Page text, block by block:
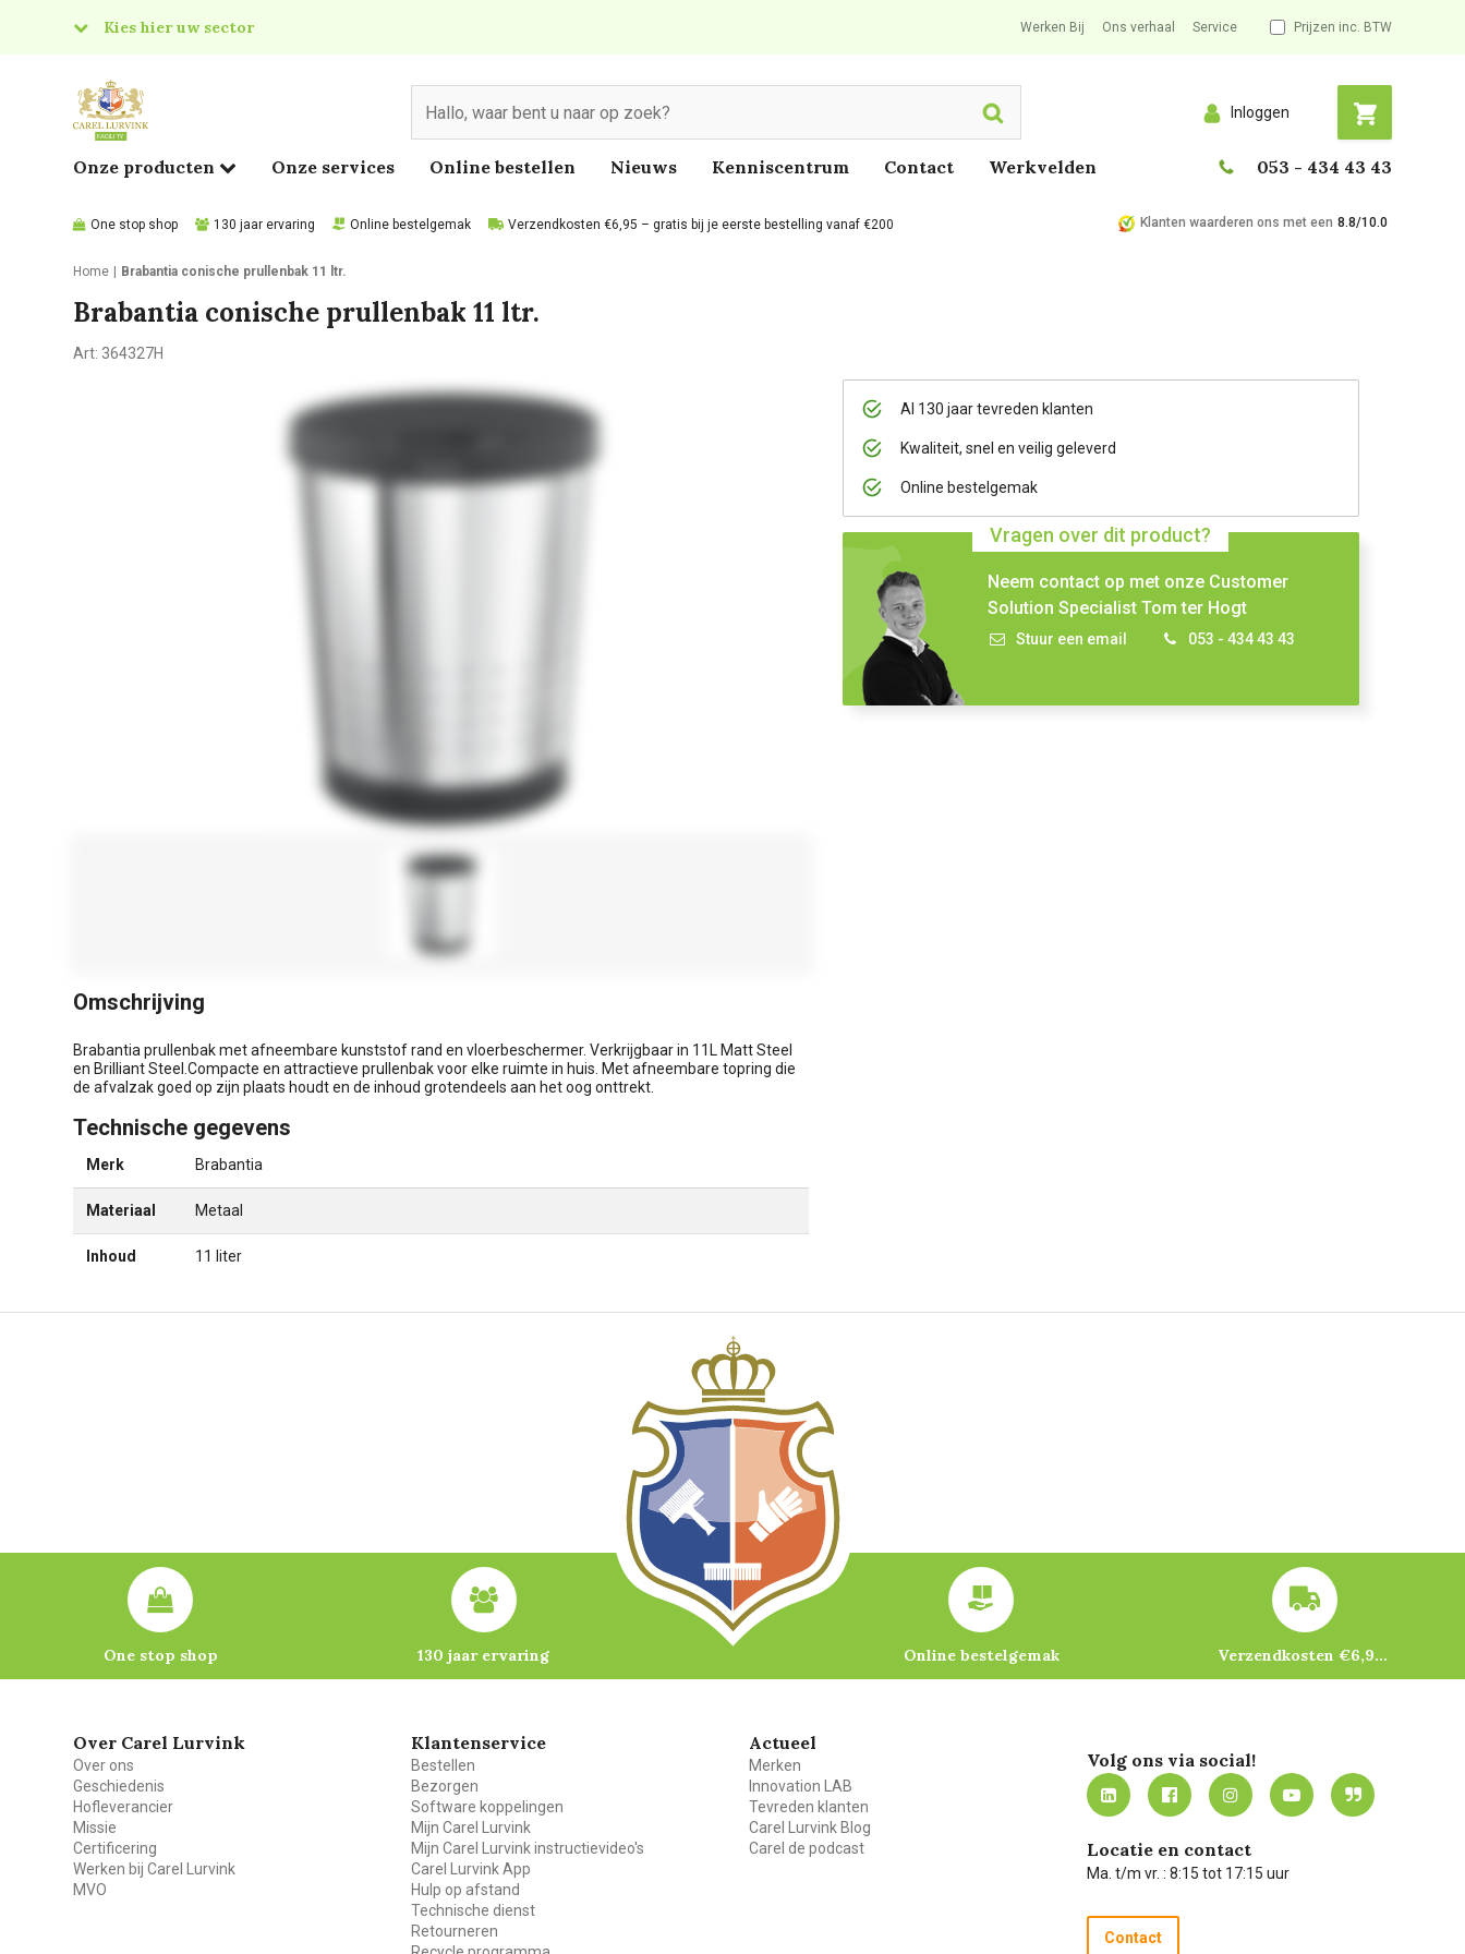
Kies hier uw sector
Food
Werken Bij Ons verhaal Service Prijzen inc. BTW
Search Inloggen
Onze producten Onze services Online bestellen Nieuws Kenniscentrum Contact Werkvelden 053 - 434 43 43
One stop shop 130 jaar ervaring Online bestelgemak Verzendkosten €6,95 – gratis bij je eerste bestelling vanaf €200 Klanten waarderen ons met een 8.8/10.0
Home Brabantia conische prullenbak 11 ltr.
Brabantia conische prullenbak 11 ltr.
Art: 364327H
Al 130 jaar tevreden klanten
Kwaliteit, snel en veilig geleverd
Online bestelgemak
Vragen over dit product?
Neem contact op met onze Customer
Solution Specialist Tom ter Hogt
Stuur een email 053 - 434 43 43
Omschrijving
Brabantia prullenbak met afneembare kunststof rand en vloerbeschermer. Verkrijgbaar in 11L Matt Steel
en Brilliant Steel.Compacte en attractieve prullenbak voor elke ruimte in huis. Met afneembare topring die
de afvalzak goed op zijn plaats houdt en de inhoud grotendeels aan het oog onttrekt.
Technische gegevens
Merk Brabantia
Materiaal Metaal
Inhoud 11 liter
One stop shop 130 jaar ervaring Online bestelgemak Verzendkosten €6,95 – gratis bij je eerste bestelling vanaf €200
Over Carel Lurvink
Over ons
Geschiedenis
Hofleverancier
Missie
Certificering
Werken bij Carel Lurvink
MVO
Klantenservice
Bestellen
Bezorgen
Software koppelingen
Mijn Carel Lurvink
Mijn Carel Lurvink instructievideo's
Carel Lurvink App
Hulp op afstand
Technische dienst
Retourneren
Actueel
Merken
Innovation LAB
Tevreden klanten
Carel Lurvink Blog
Carel de podcast
Volg ons via social!
Locatie en contact
Ma. t/m vr. : 8:15 tot 17:15 uur
Contact